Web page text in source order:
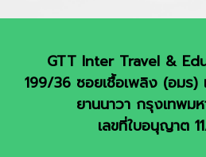
GTT Inter Travel &
199/36 ซอยเชื้อเพลิง (อมร
ยานนาวา กรุงเทพม
เลขที่ใบอนุญาต